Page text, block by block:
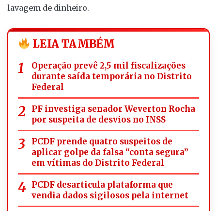
lavagem de dinheiro.
LEIA TAMBÉM
Operação prevê 2,5 mil fiscalizações
durante saída temporária no Distrito
Federal
PF investiga senador Weverton Rocha
por suspeita de desvios no INSS
PCDF prende quatro suspeitos de
aplicar golpe da falsa “conta segura”
em vítimas do Distrito Federal
PCDF desarticula plataforma que
vendia dados sigilosos pela internet